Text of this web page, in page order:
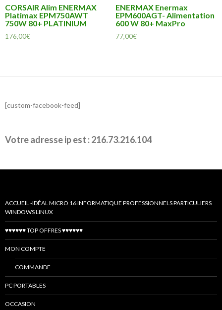
CORSAIR Alim ENERMAX
Platimax EPM750AWT
750W 80+ PLATINIUM
176,00€
ENERMAX Enermax
EPM600AGT- Alimentation
600 W 80+ MaxPro
77,00€
[custom-facebook-feed]
Votre adresse ip est : 216.73.216.104
ACCUEIL -IDÉAL MICRO 16 INFORMATIQUE PROFESSIONNELS PARTICULIERS
WINDOWS LINUX
♥♥♥♥♥♥ TOP OFFRES ♥♥♥♥♥♥
MON COMPTE
COMMANDE
PC PORTABLES
OCCASION